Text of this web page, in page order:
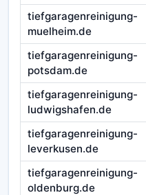
tiefgaragenreinigung-
muelheim.de
tiefgaragenreinigung-
potsdam.de
tiefgaragenreinigung-
ludwigshafen.de
tiefgaragenreinigung-
leverkusen.de
tiefgaragenreinigung-
oldenburg.de